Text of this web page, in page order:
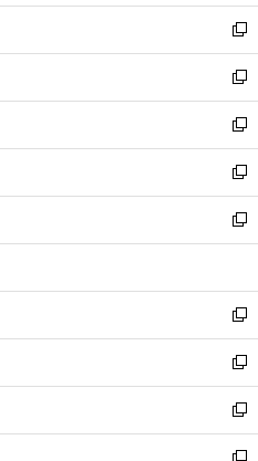
開
く
ウ
で
開
く
ン
ド
ウ
で
開
く
ウ
ィ
ン
ド
ウ
で
開
く
し
い
ウ
ィ
ン
ド
ウ
で
開
く
新
し
い
ウ
ィ
ン
ド
ウ
で
開
新
し
い
ウ
ィ
ン
ド
ウ
開
く
新
し
い
ウ
ィ
ン
ウ
で
開
く
新
し
い
ウ
ン
ド
ウ
で
開
く
新
し
ウ
ィ
ン
ド
ウ
で
開
く
新
し
い
ウ
ィ
ン
新
し
い
ウ
新
し